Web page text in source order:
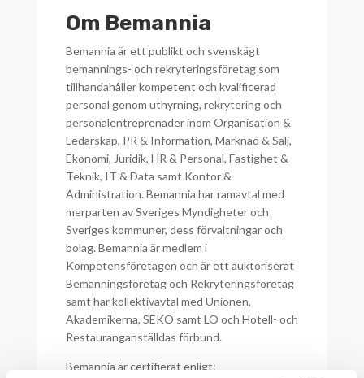
Om Bemannia
Bemannia är ett publikt och svenskägt
bemannings- och rekryteringsföretag som
tillhandahåller kompetent och kvalificerad
personal genom uthyrning, rekrytering och
personalentreprenader inom Organisation &
Ledarskap, PR & Information, Marknad & Sälj,
Ekonomi, Juridik, HR & Personal, Fastighet &
Teknik, IT & Data samt Kontor &
Administration. Bemannia har ramavtal med
merparten av Sveriges Myndigheter och
Sveriges kommuner, dess förvaltningar och
bolag. Bemannia är medlem i
Kompetensföretagen och är ett auktoriserat
Bemanningsföretag och Rekryteringsföretag
samt har kollektivavtal med Unionen,
Akademikerna, SEKO samt LO och Hotell- och
Restauranganställdas förbund.
Bemannia är certifierat enligt: